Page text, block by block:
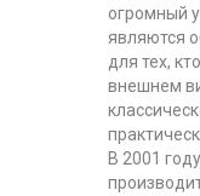
огромный
являются
для тех,
внешнем
В 2001